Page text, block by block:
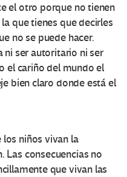
el otro porque no tienen
que tienes que decirles
no se puede hacer.
ni ser autoritario ni ser
el cariño del mundo el
bien claro donde está el
los niños vivan la
Las consecuencias no
que vivan las